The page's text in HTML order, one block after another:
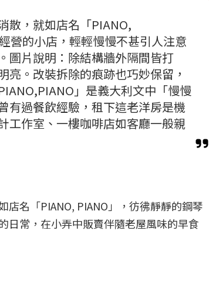
散，就如店名「PIANO,
營的小店，輕輕慢慢不甚引人注意
圖片說明：除結構牆外隔間皆打
。改裝拆除的痕跡也巧妙保留，
」是義大利文中「慢慢
有過餐飲經驗，租下這老洋房是機
工作室、一樓咖啡店如客廳一般親
名「PIANO, PIANO」，彷彿靜靜的鋼琴
日常，在小弄中販賣伴隨老屋風味的早食